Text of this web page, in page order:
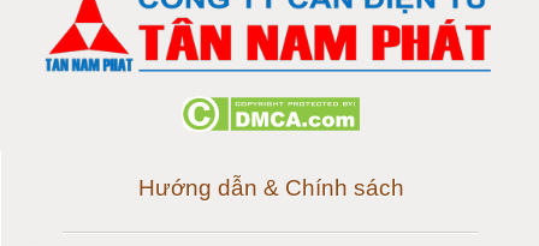
Loadcell 300g
Cảm biến Loadcell 2kg
Hướng dẫn & Chính sách